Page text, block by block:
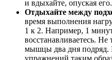
и вдыхайте, опуская его.
Отдыхайте между
время выполнения
1 к 2. Например, 1
восстанавливаетесь.
мышцы два дня подряд.